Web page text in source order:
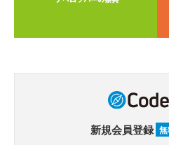
新規会員登録